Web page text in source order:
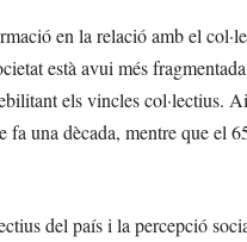
en la relació amb el
està avui més
els vincles col·lectius.
una dècada, mentre que el
del país i la percepció